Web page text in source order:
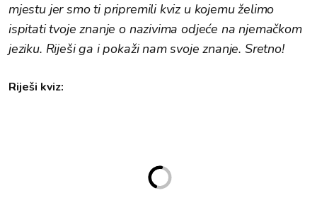
mjestu jer smo ti pripremili kviz u kojemu želimo
ispitati tvoje znanje o nazivima odjeće na njemačkom
jeziku. Riješi ga i pokaži nam svoje znanje. Sretno!
Riješi kviz: